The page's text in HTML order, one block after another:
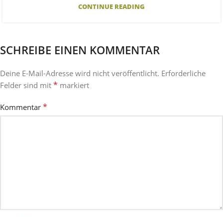
CONTINUE READING
SCHREIBE EINEN KOMMENTAR
Deine E-Mail-Adresse wird nicht veröffentlicht. Erforderliche
Felder sind mit * markiert
Kommentar *